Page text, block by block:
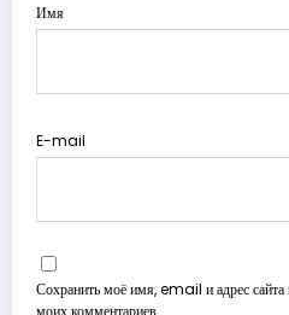
Имя
E-mail
Сохранить моё имя, email и адрес